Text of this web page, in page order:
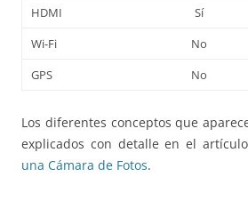
HDMI
Sí
Wi-Fi
No
GPS
No
Los diferentes conceptos que
explicados con detalle en el artículo
una Cámara de Fotos.